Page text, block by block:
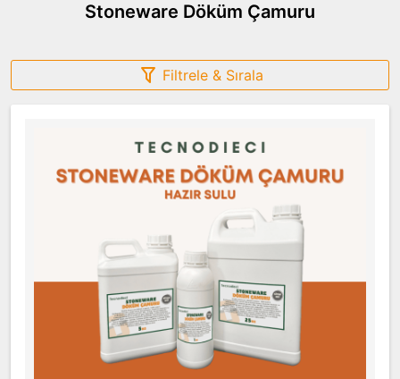
Stoneware Döküm Çamuru
Filtrele & Sırala